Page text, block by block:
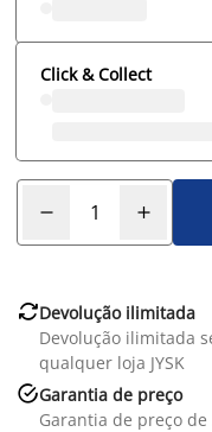
Click & Collect
Devolução ilimitada
Devolução ilimitada
qualquer loja JYSK
Garantia de preço
Garantia de preço